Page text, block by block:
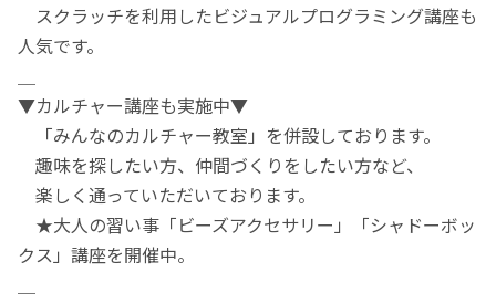
スクラッチを利用したビジュアルプログラミング講座も
人気です。
▼カルチャー講座も実施中▼
「みんなのカルチャー教室」を併設しております。
趣味を探したい方、仲間づくりをしたい方など、
楽しく通っていただいております。
★大人の習い事「ビーズアクセサリー」「シャドーボッ
クス」講座を開催中。